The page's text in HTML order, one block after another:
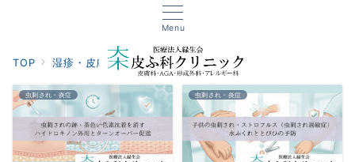
Menu
TOP 湿疹・皮膚炎 虫刺され・炎症
虫刺され・炎症 虫刺され・炎症